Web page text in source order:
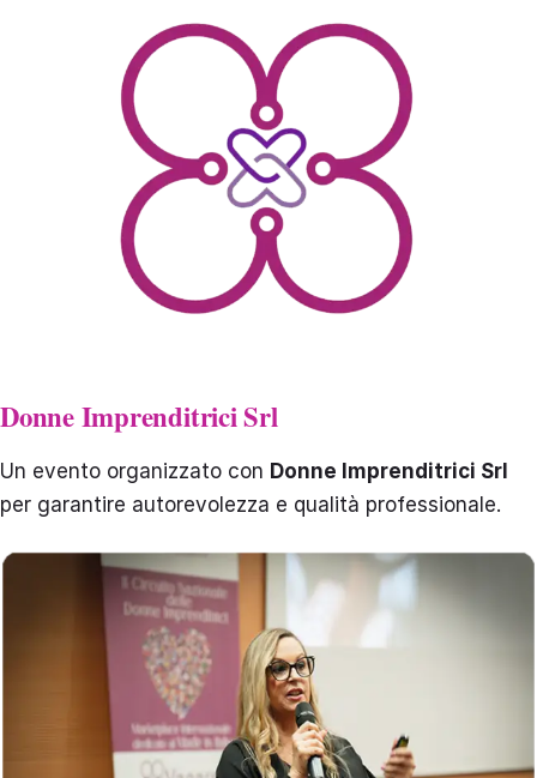
Donne Imprenditrici Srl
Un evento organizzato con Donne Imprenditrici Srl
per garantire autorevolezza e qualità professionale.